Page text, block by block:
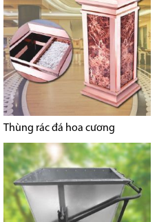
Thùng rác đá hoa cương